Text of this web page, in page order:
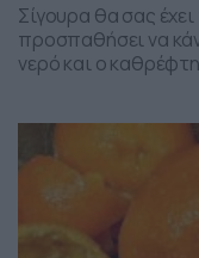
Σίγουρα θα σας
προσπαθήσει να
νερό και ο
το μόνιμο
ένα υπέροχα απλό […]